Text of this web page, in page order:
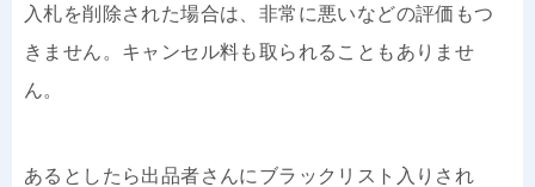
入札を削除された場合は、非常に悪いなどの評価もつ
きません。キャンセル料も取られることもありませ
ん。
あるとしたら出品者さんにブラックリスト入りされ